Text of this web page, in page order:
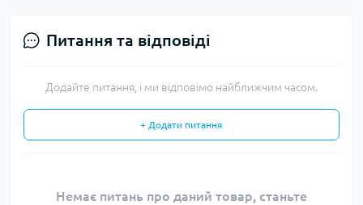
Питання та відповіді
Додайте питання, і ми відповімо найближчим часом.
+ Додати питання
Немає питань про даний товар, станьте